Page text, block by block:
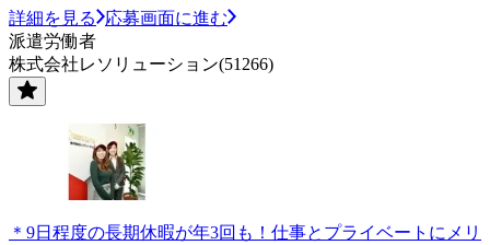
詳細を見る
応募画面に進む
派遣労働者
株式会社レソリューション(51266)
＊9日程度の長期休暇が年3回も！仕事とプライベートにメリ